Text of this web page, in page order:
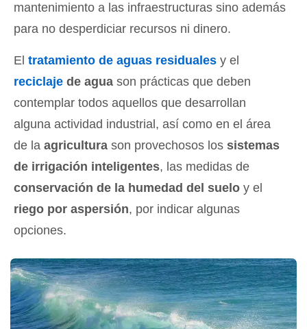
mantenimiento a las infraestructuras sino además
para no desperdiciar recursos ni dinero.
El tratamiento de aguas residuales y el
reciclaje de agua son prácticas que deben
contemplar todos aquellos que desarrollan
alguna actividad industrial, así como en el área
de la agricultura son provechosos los sistemas
de irrigación inteligentes, las medidas de
conservación de la humedad del suelo y el
riego por aspersión, por indicar algunas
opciones.